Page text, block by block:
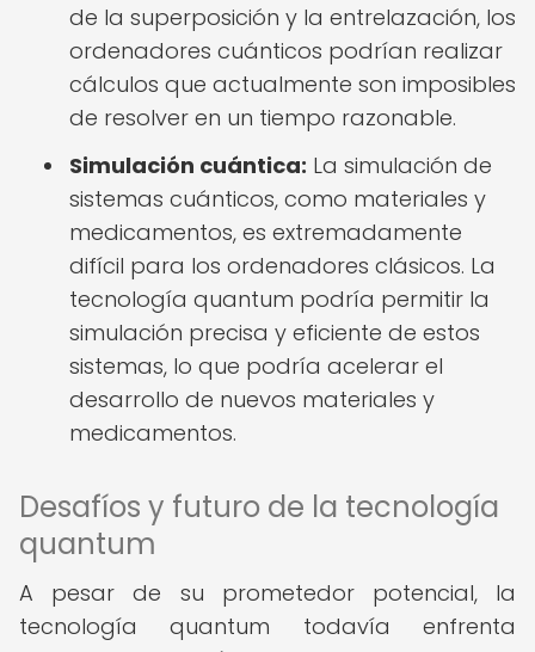
de la superposición y la entrelazación, los
ordenadores cuánticos podrían realizar
cálculos que actualmente son imposibles
de resolver en un tiempo razonable.
Simulación cuántica: La simulación de
sistemas cuánticos, como materiales y
medicamentos, es extremadamente
difícil para los ordenadores clásicos. La
tecnología quantum podría permitir la
simulación precisa y eficiente de estos
sistemas, lo que podría acelerar el
desarrollo de nuevos materiales y
medicamentos.
Desafíos y futuro de la tecnología
quantum
A pesar de su prometedor potencial, la
tecnología quantum todavía enfrenta